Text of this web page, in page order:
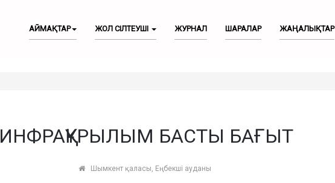
АЙМАҚТАР ЖОЛ СІЛТЕУШІ ЖУРНАЛ ШАРАЛАР ЖАҢАЛЫҚТАР
ИНФРАҚҰРЫЛЫМ БАСТЫ БАҒЫТ
Шымкент қаласы, Еңбекші ауданы